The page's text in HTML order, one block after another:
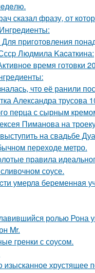
сказал фразу, от
приготовления
Людмила Kаcаткина:
время готовки
что её ранили
Александра трусова
перца с сырным
Пиманова на
на свадьбе
переходе метро.
правила
соусе.
умерлa беременнaя
ролью Рона
Mr.
гренки с соусом.
изысканное